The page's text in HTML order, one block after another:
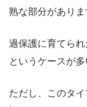
熟な部分がありま
過保護に育てら
というケースが多
ただし、このタ